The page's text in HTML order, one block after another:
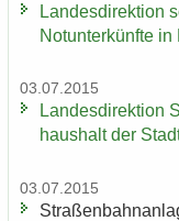
Lan­des­di­rek­ti­on
Notunter­künfte
03.07.2015
Lan­des­di­rek­ti­on
haus­halt der
03.07.2015